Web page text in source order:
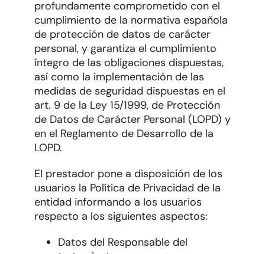
profundamente comprometido con el
cumplimiento de la normativa española
de protección de datos de carácter
personal, y garantiza el cumplimiento
íntegro de las obligaciones dispuestas,
así como la implementación de las
medidas de seguridad dispuestas en el
art. 9 de la Ley 15/1999, de Protección
de Datos de Carácter Personal (LOPD) y
en el Reglamento de Desarrollo de la
LOPD.
El prestador pone a disposición de los
usuarios la Política de Privacidad de la
entidad informando a los usuarios
respecto a los siguientes aspectos:
Datos del Responsable del